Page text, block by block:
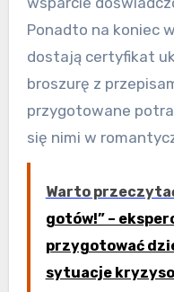
Ponadto na koniec
dostają certyfikat
broszurę z
przygotowane
się nimi w
Warto
gotów!” –
przygotować
sytuacje